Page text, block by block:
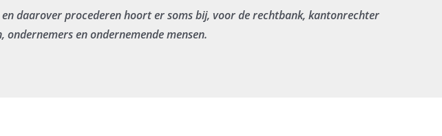
daarover procederen hoort er soms bij, voor de rechtbank, kantonrechter
en ondernemende mensen.